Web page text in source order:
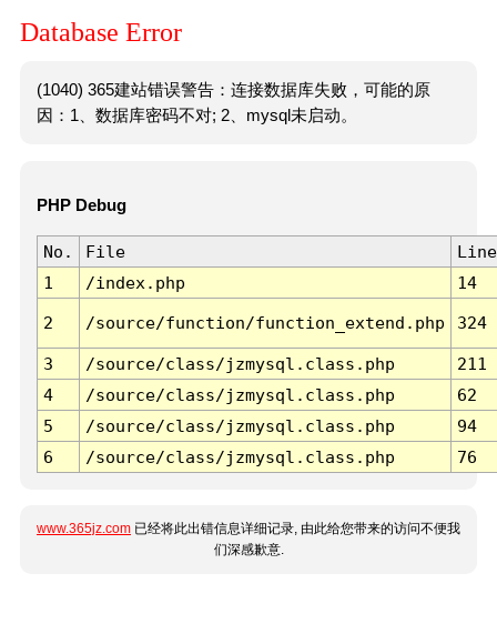
Database Error
(1040) 365建站错误警告：连接数据库失败，可能的原
因：1、数据库密码不对; 2、mysql未启动。
PHP Debug
No. File
Line
1
/index.php 14
2 /source/function/function_extend.php 324
3 /source/class/jzmysql.class.php
211
4
/source/class/jzmysql.class.php
62
5
/source/class/jzmysql.class.php
94
6
/source/class/jzmysql.class.php 76
www.365jz.com 已经将此出错信息详细记录, 由此给您带来的访问不便我
们深感歉意.